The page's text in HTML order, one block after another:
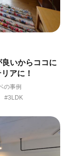
いからココに
アに！
の事例
#3LDK